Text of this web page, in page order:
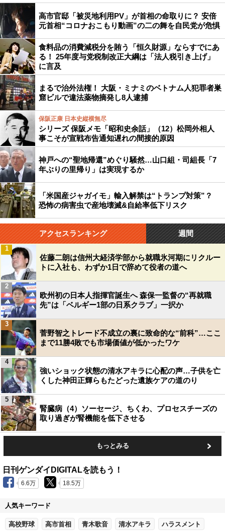
高市官邸「被災地利用PV」が首相の命取りに？ 安倍
元首相“コロナおこもり動画”の二の舞を自民党が危惧
食料品の消費減税分を賄う「恒久財源」ならすでにあ
る！ 25年度与党税制改正大綱は「法人税引き上げ」
に言及
まるで治外法権！ 大阪・ミナミのベトナム人犯罪者巣
窟ビルで違法薬物摘発し8人逮捕
保阪正康 日本史縦横無尽
シリーズ 保阪メモ「昭和史余話」（12）松岡外相人
事こそが宣戦布告通知遅れの間接的原因
神戸への“聖地帰還”めぐり騒然…山口組・司組長「7
年ぶりの里帰り」は実現するか
「米国産ジャガイモ」輸入解禁は“トランプ対策”？
恐怖の病害虫で産地壊滅&自給率低下リスク
アクセスランキング 週間
佐藤二朗は信州大経済学部から就職氷河期にリクルー
トに入社も、わずか1日で辞めて役者の道へ
1
欧州初の日本人指揮官誕生へ 森保一監督の“再就職
先”は「ベルギー1部の日系クラブ」一択か
2
菅野智之トレード不成立の裏に致命的な“前科”…ここ
まで11勝4敗でも市場価値が低かったワケ
3
強いショック状態の清水アキラに心配の声…子供を亡
くした神田正輝らもたどった遺族ケアの道のり
4
腎臓病（4）ソーセージ、ちくわ、プロセスチーズの
取り過ぎが腎機能を低下させる
5
もっとみる
日刊ゲンダイDIGITALを読もう！
6.6万 18.5万
人気キーワード
高校野球 高市首相 青木歌音 清水アキラ ハラスメント